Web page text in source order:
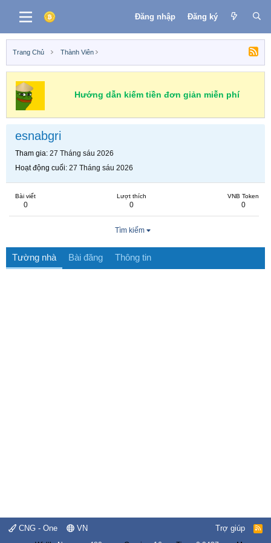
Đăng nhập Đăng ký
Trang Chủ Thành Viên
Hướng dẫn kiếm tiền đơn giản miễn phí
esnabgri
Tham gia 27 Tháng sáu 2026
Hoạt động cuối 27 Tháng sáu 2026
Bài viết
0
Lượt thích
0
VNB Token
0
Tìm kiếm
Tường nhà Bài đăng Thông tin
CNG - One VN Trợ giúp
R